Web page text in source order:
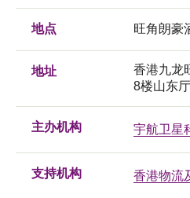
地点 旺角朗豪
地址
香港九龙
8楼山东厅
主办机构 宇航卫星
支持机构 香港物流